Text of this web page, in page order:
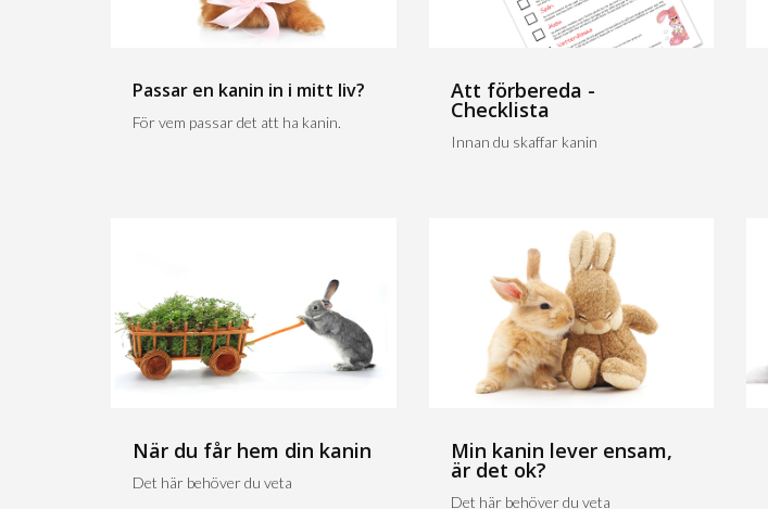
Passar en kanin in i mitt liv?
För vem passar det att ha kanin.
Att förbereda -
Checklista
Innan du skaffar kanin
När du får hem din kanin
Det här behöver du veta
Min kanin lever ensam,
är det ok?
Det här behöver du veta